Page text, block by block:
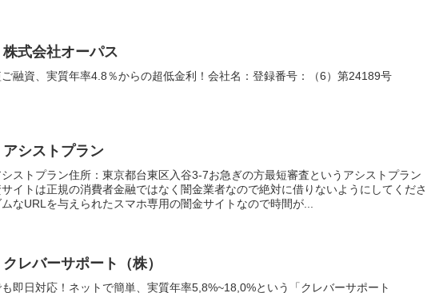
株式会社オーパス
融資、実質年率4.8％からの超低金利！会社名：登録番号：（6）第24189号
アシストプラン
ストプラン住所：東京都台東区入谷3-7お急ぎの方最短審査というアシストプラン
イトは正規の消費者金融ではなく闇金業者なので絶対に借りないようにしてくださ
なURLを与えられたスマホ専用の闇金サイトなので時間が...
クレバーサポート（株）
即日対応！ネットで簡単、実質年率5,8%~18,0%という「クレバーサポート